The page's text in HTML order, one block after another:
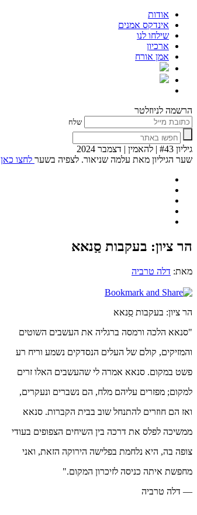
אודות
אינדקס אמנים
שילחו לנו
ארכיון
אמן אורח
הרשמה לניוזלטר
שלח
גיליון #43 | להאמין | דצמבר 2024
שער הגיליון מאת עלמה שניאור. לצפיה בשער לחצו כאן
הר ציון: בעקבות סַַנאא
מאת: דלה טרביה
הר ציון: בעקבות סַַנאא
"סנאא הלכה ורמסה ברגליה את העשבים השוטים
והמזיקים, קולם של העלים הנסדקים נשמע וריח רע
פשט במקום. סנאא אמרה לי שהעשבים האלו זרים
למקום; מפזרים עליהם מלח, הם נשברים ונעקרים,
ואז הם חוזרים להתנחל שוב בבית הקברות. סנאא
ממשיכה לפלס את דרכה בין השיחים הצפופים בעודי
צופה בה, היא נלחמת בפלישה הירוקה הזאת, ואני
מחפשת איתה כניסה לזיכרון המקום."
— דלה טרביה